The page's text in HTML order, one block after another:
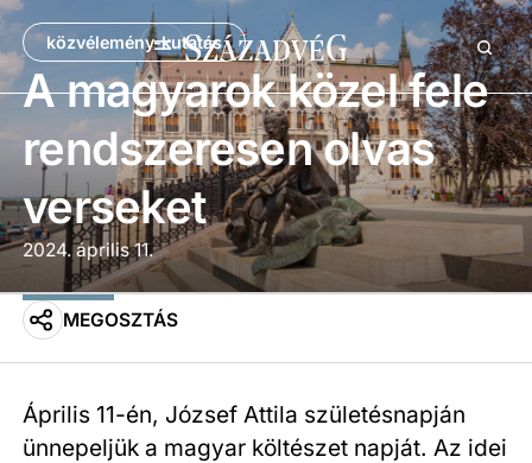
közvélemény-kutatás
A magyarok közel fele
rendszeresen olvas
verseket
2024. április 11.
MEGOSZTÁS
Április 11-én, József Attila születésnapján
ünnepeljük a magyar költészet napját. Az idei